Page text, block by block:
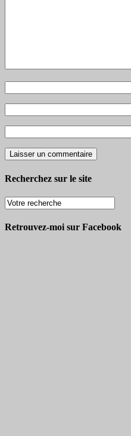
Recherchez sur le site
Retrouvez-moi sur Facebook